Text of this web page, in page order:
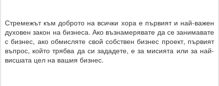
Стремежът към доброто на всички хора е първият и най-важен
духовен закон на бизнеса. Ако възнамерявате да се занимавате
с бизнес, ако обмисляте свой собствен бизнес проект, първият
въпрос, който трябва да си зададете, е за мисията или за най-
висшата цел на вашия бизнес.